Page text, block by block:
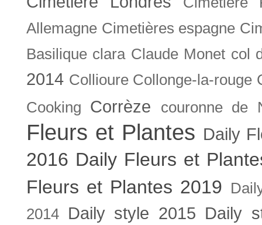
Allemagne Cimetières espagne
Basilique clara Claude Monet col
2014 Collioure Collonge-la-rouge
Cooking
Corrèze couronne de
Fleurs et Plantes Daily
2016 Daily Fleurs et
Fleurs et Plantes 2019
2014
Daily style 2015 Daily